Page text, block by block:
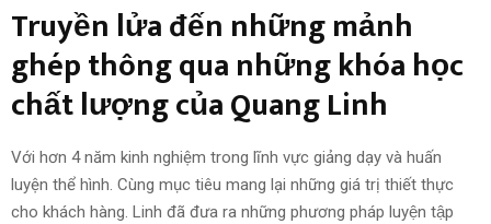
Truyền lửa đến những mảnh
ghép thông qua những khóa học
chất lượng của Quang Linh
Với hơn 4 năm kinh nghiệm trong lĩnh vực giảng dạy và huấn
luyện thể hình. Cùng mục tiêu mang lại những giá trị thiết thực
cho khách hàng. Linh đã đưa ra những phương pháp luyện tập